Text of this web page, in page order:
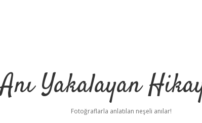
Anı Yakalayan
Fotoğraflarla anlatılan neşeli anılar!